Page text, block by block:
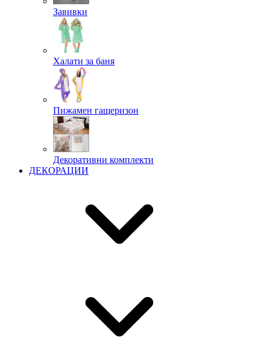
Завивки
Халати за баня
Пижамен гащеризон
Декоративни комплекти
ДЕКОРАЦИИ